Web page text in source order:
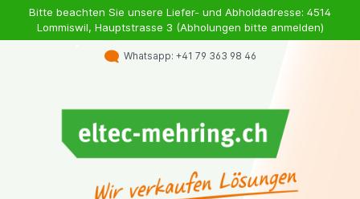
Bitte beachten Sie unsere Liefer- und Abholdadresse: 4514
Lommiswil, Hauptstrasse 3 (Abholungen bitte anmelden)
Whatsapp: +41 79 363 98 46